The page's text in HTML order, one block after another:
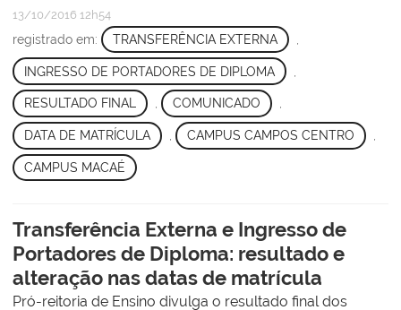
13/10/2016 12h54
registrado em: TRANSFERÊNCIA EXTERNA
INGRESSO DE PORTADORES DE DIPLOMA
RESULTADO FINAL , COMUNICADO ,
DATA DE MATRÍCULA CAMPUS CAMPOS CENTRO
CAMPUS MACAÉ
Transferência Externa e Ingresso de
Portadores de Diploma: resultado e
alteração nas datas de matrícula
Pró-reitoria de Ensino divulga o resultado final dos